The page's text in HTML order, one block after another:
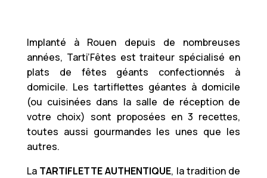
Implanté à Rouen depuis de nombreuses
années, Tarti’Fêtes est traiteur spécialisé en
plats de fêtes géants confectionnés à
domicile. Les tartiflettes géantes à domicile
(ou cuisinées dans la salle de réception de
votre choix) sont proposées en 3 recettes,
toutes aussi gourmandes les unes que les
autres.
La TARTIFLETTE AUTHENTIQUE, la tradition de